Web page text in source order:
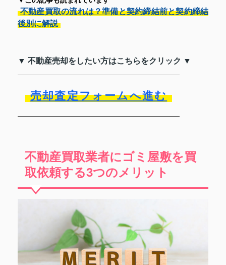
不動産買取の流れは？準備と契約締結前と契約締結
後別に解説
▼ 不動産売却をしたい方はこちらをクリック ▼
売却査定フォームへ進む
不動産買取業者にゴミ屋敷を買
取依頼する3つのメリット